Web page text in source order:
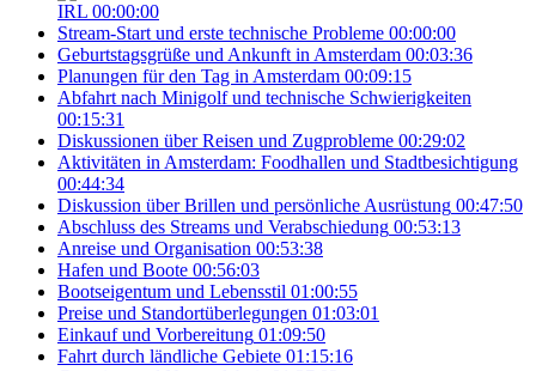
IRL 00:00:00
Stream-Start und erste technische Probleme 00:00:00
Geburtstagsgrüße und Ankunft in Amsterdam 00:03:36
Planungen für den Tag in Amsterdam 00:09:15
Abfahrt nach Minigolf und technische Schwierigkeiten
00:15:31
Diskussionen über Reisen und Zugprobleme 00:29:02
Aktivitäten in Amsterdam: Foodhallen und Stadtbesichtigung
00:44:34
Diskussion über Brillen und persönliche Ausrüstung 00:47:50
Abschluss des Streams und Verabschiedung 00:53:13
Anreise und Organisation 00:53:38
Hafen und Boote 00:56:03
Bootseigentum und Lebensstil 01:00:55
Preise und Standortüberlegungen 01:03:01
Einkauf und Vorbereitung 01:09:50
Fahrt durch ländliche Gebiete 01:15:16